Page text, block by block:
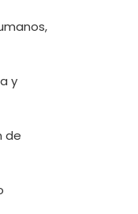
y
de